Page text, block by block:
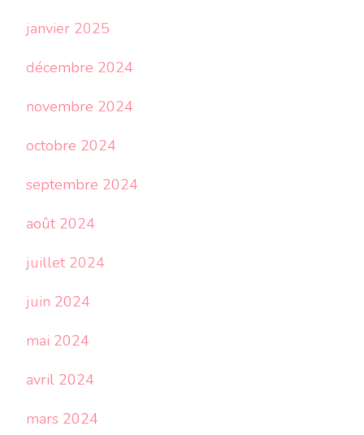
janvier 2025
décembre 2024
novembre 2024
octobre 2024
septembre 2024
août 2024
juillet 2024
juin 2024
mai 2024
avril 2024
mars 2024